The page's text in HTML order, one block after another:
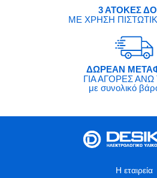
3 ΑΤΟΚΕΣ
ΜΕ ΧΡΗΣΗ
ΔΩΡΕΑΝ
ΓΙΑ ΑΓΟΡΕΣ ΑΝΩ
με συνολικό
Η εταιρεία